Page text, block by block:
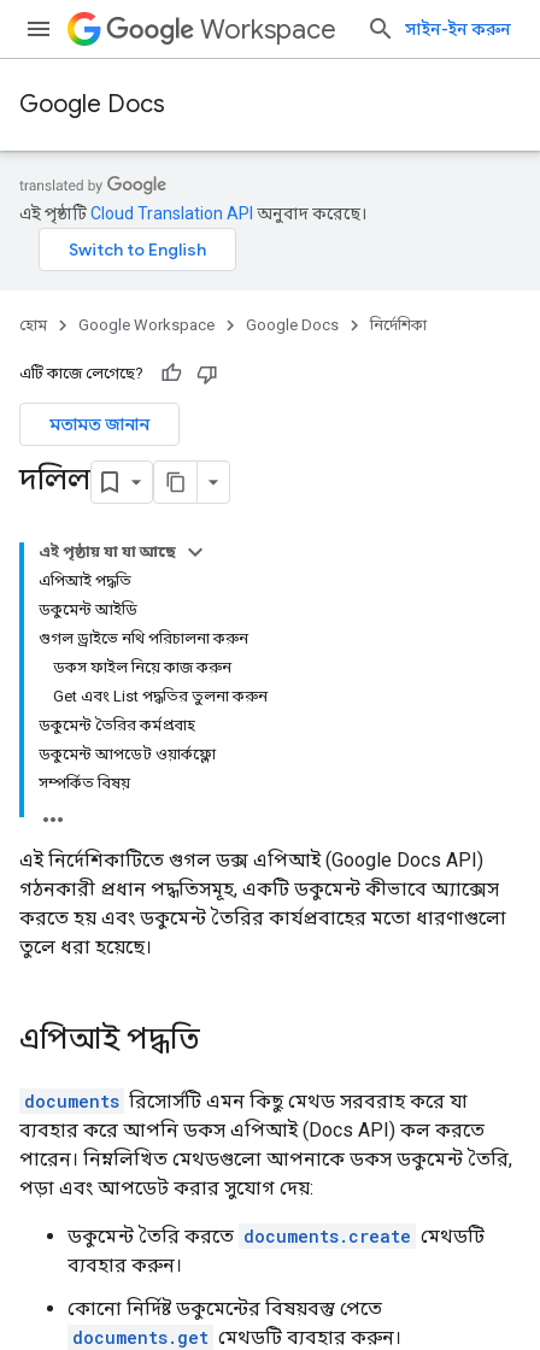
Workspace সাইন-ইন করুন
Google Docs
এই পৃষ্ঠাটিCloud Translation API অনুবাদ করেছে।
হোম Google Workspace Google Docs নির্দেশিকা
এটি কাজে লেগেছে?
মতামত জানান
দলিল
এই পৃষ্ঠায় যা যা আছে
এপিআই পদ্ধতি
ডকুমেন্ট আইডি
গুগল ড্রাইভে নথি পরিচালনা করুন
ডকস ফাইল নিয়ে কাজ করুন
Get এবং List পদ্ধতির তুলনা করুন
ডকুমেন্ট তৈরির কর্মপ্রবাহ
ডকুমেন্ট আপডেট ওয়ার্কফ্লো
সম্পর্কিত বিষয়
এই নির্দেশিকাটিতে গুগল ডক্স এপিআই (Google Docs API)
গঠনকারী প্রধান পদ্ধতিসমূহ, একটি ডকুমেন্ট কীভাবে অ্যাক্সেস
করতে হয় এবং ডকুমেন্ট তৈরির কার্যপ্রবাহের মতো ধারণাগুলো
তুলে ধরা হয়েছে।
এপিআই পদ্ধতি
documents রিসোর্সটি এমন কিছু মেথড সরবরাহ করে যা
ব্যবহার করে আপনি ডকস এপিআই (Docs API) কল করতে
পারেন। নিম্নলিখিত মেথডগুলো আপনাকে ডকস ডকুমেন্ট তৈরি,
পড়া এবং আপডেট করার সুযোগ দেয়:
ডকুমেন্ট তৈরি করতে documents.create মেথডটি
ব্যবহার করুন।
কোনো নির্দিষ্ট ডকুমেন্টের বিষয়বস্তু পেতে
documents.get মেথডটি ব্যবহার করুন।